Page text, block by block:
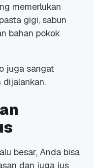
memerlukan
gigi, sabun
bahan pokok
juga sangat
dijalankan.
besar, Anda bisa
dan juga jus